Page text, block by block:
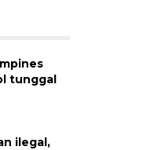
tunggal
ilegal,